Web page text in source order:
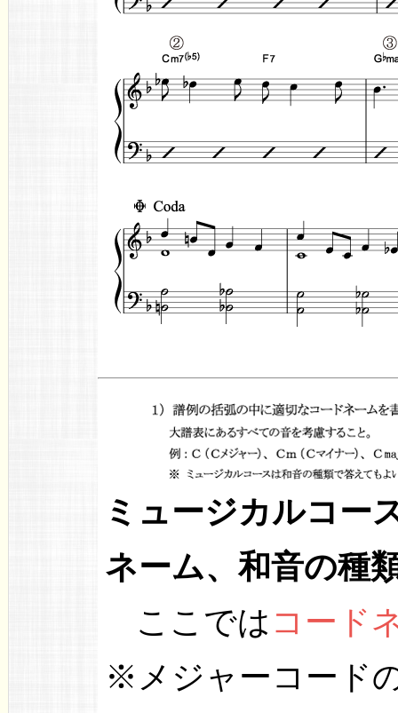
ミュージカルコー
ネーム、和音の種
ここでは コード
※メジャーコード